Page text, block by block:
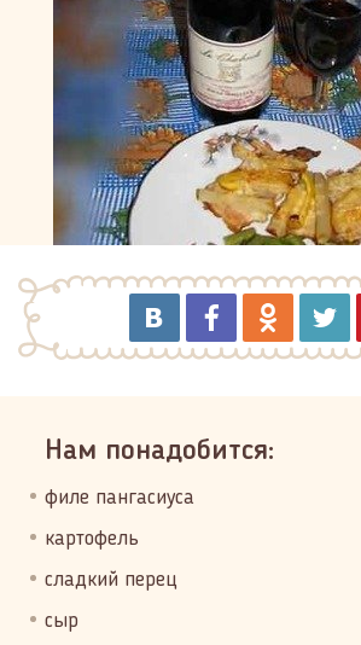
Нам понадобится:
филе пангасиуса
картофель
сладкий перец
сыр